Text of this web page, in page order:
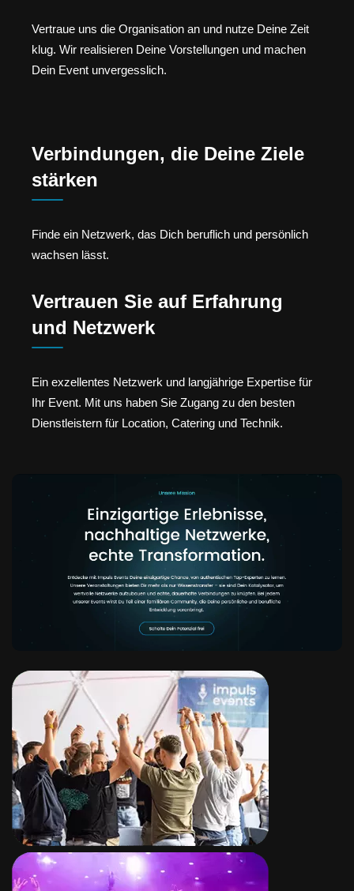
Vertraue uns die Organisation an und nutze Deine Zeit
klug. Wir realisieren Deine Vorstellungen und machen
Dein Event unvergesslich.
Verbindungen, die Deine Ziele
stärken
Finde ein Netzwerk, das Dich beruflich und persönlich
wachsen lässt.
Vertrauen Sie auf Erfahrung
und Netzwerk
Ein exzellentes Netzwerk und langjährige Expertise für
Ihr Event. Mit uns haben Sie Zugang zu den besten
Dienstleistern für Location, Catering und Technik.